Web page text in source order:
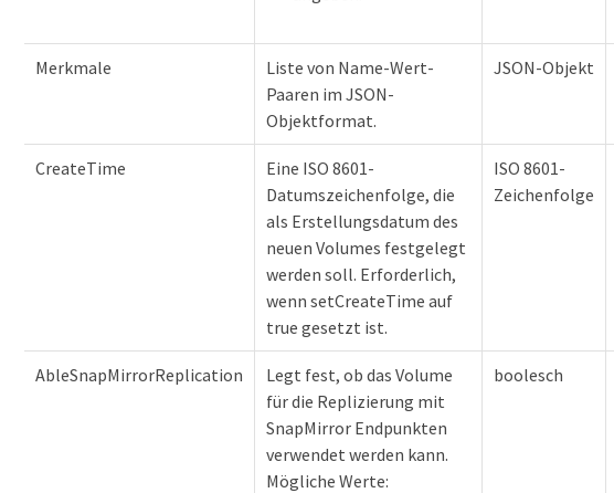
Merkmale
Liste von Name-Wert-
Paaren im JSON-
Objektformat.
JSON-Objekt
CreateTime
Eine ISO 8601-
Datumszeichenfolge, die
als Erstellungsdatum des
neuen Volumes festgelegt
werden soll. Erforderlich,
wenn setCreateTime auf
true gesetzt ist.
ISO 8601-
Zeichenfolge
AbleSnapMirrorReplication
Legt fest, ob das Volume
für die Replizierung mit
SnapMirror Endpunkten
verwendet werden kann.
Mögliche Werte:
boolesch